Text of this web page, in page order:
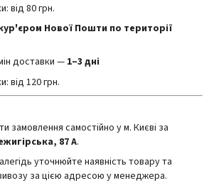
від 80 грн.
Нової Пошти по території
доставки — 1–3 дні
від 120 грн.
замовлення самостійно у м. Києві за
87 А.
уточнюйте наявність товару та
за цією адресою у менеджера.